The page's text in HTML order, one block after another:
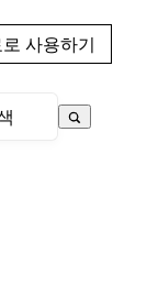
사용하기